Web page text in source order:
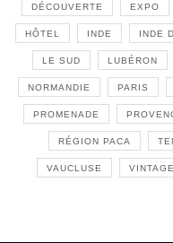
DÉCOUVERTE EXPO
HÔTEL INDE INDE
LE SUD LUBÉRON
NORMANDIE PARIS
PROMENADE
RÉGION PACA
VAUCLUSE VINTAGE